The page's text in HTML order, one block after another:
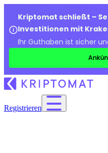
Kriptomat schließt –
Investitionen mit
Ihr Guthaben ist sicher
Registrieren